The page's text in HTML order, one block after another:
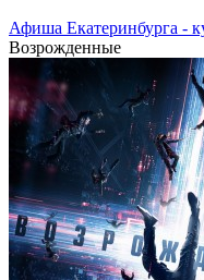
Афиша Екатеринбурга -
Возрожденные